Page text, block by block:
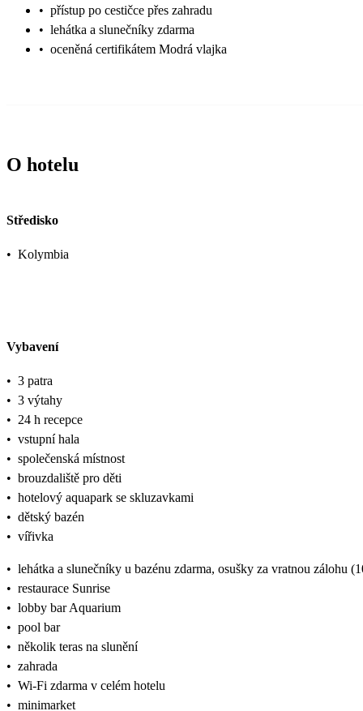
• přístup po cestičce přes zahradu
• lehátka a slunečníky zdarma
• oceněná certifikátem Modrá vlajka
O hotelu
Středisko
• Kolymbia
Vybavení
• 3 patra
• 3 výtahy
• 24 h recepce
• vstupní hala
• společenská místnost
• brouzdaliště pro děti
• hotelový aquapark se skluzavkami
• dětský bazén
• vířivka
• lehátka a slunečníky u bazénu zdarma, osušky za vratnou zálohu
• restaurace Sunrise
• lobby bar Aquarium
• pool bar
• několik teras na slunění
• zahrada
• Wi-Fi zdarma v celém hotelu
• minimarket